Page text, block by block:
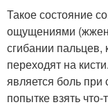
Такое состояние
ощущениями
сгибании
переходят на
является боль при
попытке взять что-